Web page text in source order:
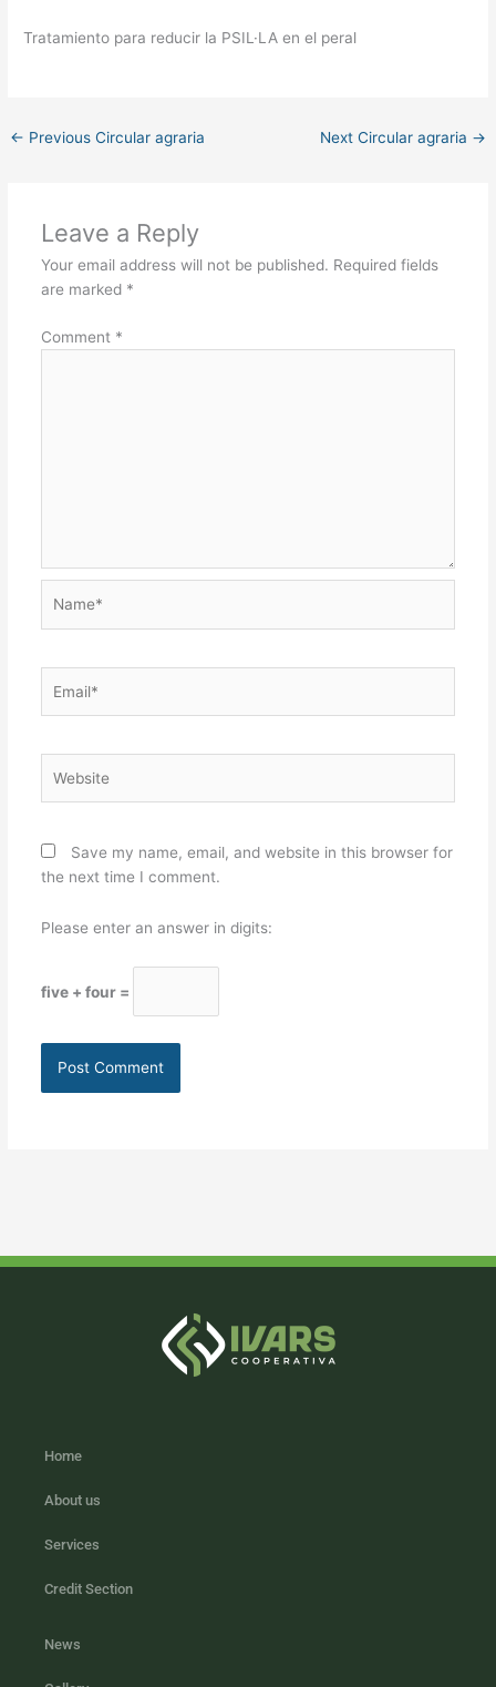
Tratamiento para reducir la PSIL·LA en el peral
← Previous Circular agraria Next Circular agraria →
Leave a Reply
Your email address will not be published. Required fields
are marked *
Comment *
Save my name, email, and website in this browser for
the next time I comment.
Please enter an answer in digits:
five + four =
Home
About us
Services
Credit Section
News